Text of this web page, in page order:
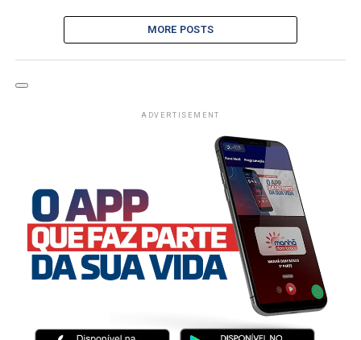
MORE POSTS
ADVERTISEMENT